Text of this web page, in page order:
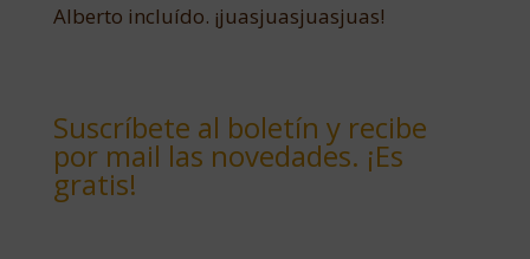
Alberto incluído. ¡juasjuasjuasjuas!
Suscríbete al boletín y recibe
por mail las novedades. ¡Es
gratis!